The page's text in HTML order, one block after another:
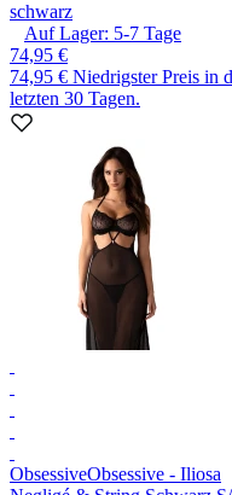
schwarz
Auf Lager: 5-7 Tage
74,95 €
74,95 € Niedrigster Preis in
letzten 30 Tagen.
ObsessiveObsessive - Iliosa